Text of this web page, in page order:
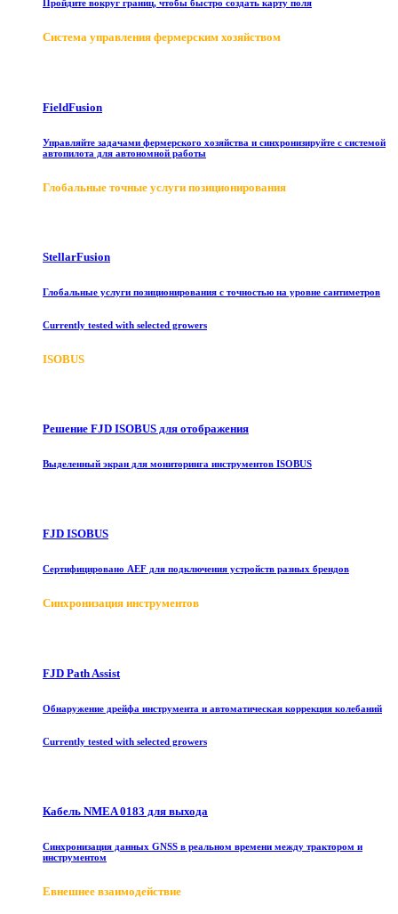
Пройдите вокруг границ, чтобы быстро создать карту поля
Система управления фермерским хозяйством
FieldFusion
Управляйте задачами фермерского хозяйства и синхронизируйте с системой
автопилота для автономной работы
Глобальные точные услуги позиционирования
StellarFusion
Глобальные услуги позиционирования с точностью на уровне сантиметров
Currently tested with selected growers
ISOBUS
Решение FJD ISOBUS для отображения
Выделенный экран для мониторинга инструментов ISOBUS
FJD ISOBUS
Сертифицировано AEF для подключения устройств разных брендов
Синхронизация инструментов
FJD Path Assist
Обнаружение дрейфа инструмента и автоматическая коррекция колебаний
Currently tested with selected growers
Кабель NMEA 0183 для выхода
Синхронизация данных GNSS в реальном времени между трактором и
инструментом
Eвнешнее взаимодействие